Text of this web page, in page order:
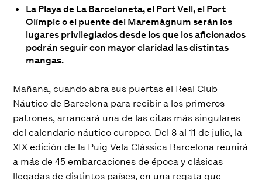
La Playa de La Barceloneta, el Port Vell, el Port
Olímpic o el puente del Maremàgnum serán los
lugares privilegiados desde los que los aficionados
podrán seguir con mayor claridad las distintas
mangas.
Mañana, cuando abra sus puertas el Real Club
Náutico de Barcelona para recibir a los primeros
patrones, arrancará una de las citas más singulares
del calendario náutico europeo. Del 8 al 11 de julio, la
XIX edición de la Puig Vela Clàssica Barcelona reunirá
a más de 45 embarcaciones de época y clásicas
llegadas de distintos países, en una regata que